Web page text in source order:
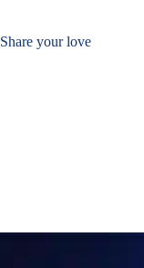
Share your love